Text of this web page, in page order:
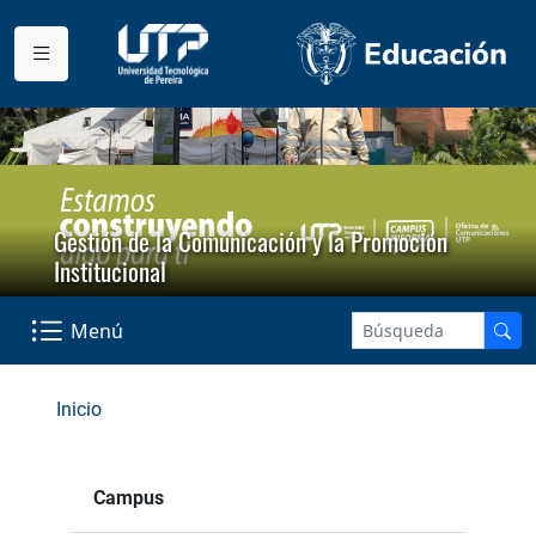
Gestión de la Comunicación y la Promoción
Institucional
Menú
Inicio
Campus